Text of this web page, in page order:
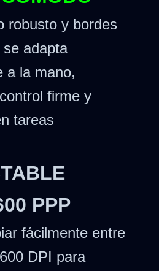
robusto y bordes
adapta
a la mano,
firme y
tareas
PPP
fácilmente entre
DPI para